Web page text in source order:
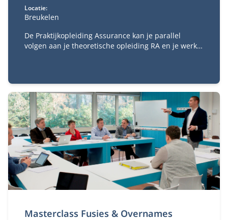
Locatie:
Breukelen
De Praktijkopleiding Assurance kan je parallel
volgen aan je theoretische opleiding RA en je werk.
gaat volgen om de praktische kanten van het RA-vak
te ervaren.
Masterclass Fusies & Overnames